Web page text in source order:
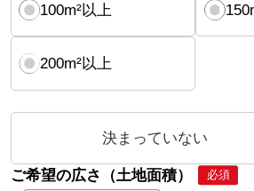
100m²以上
200m²以上
決まっていない
ご希望の広さ（土地面積）
必須